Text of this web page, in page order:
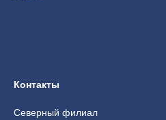
Контакты
Северный филиал